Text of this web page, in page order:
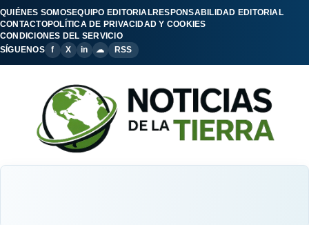
QUIÉNES SOMOSEQUIPO EDITORIALRESPONSABILIDAD EDITORIAL
CONTACTOPOLÍTICA DE PRIVACIDAD Y COOKIES
CONDICIONES DEL SERVICIO
SÍGUENOS
f X in ☁ RSS